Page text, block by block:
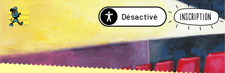
Désactivé Inscription